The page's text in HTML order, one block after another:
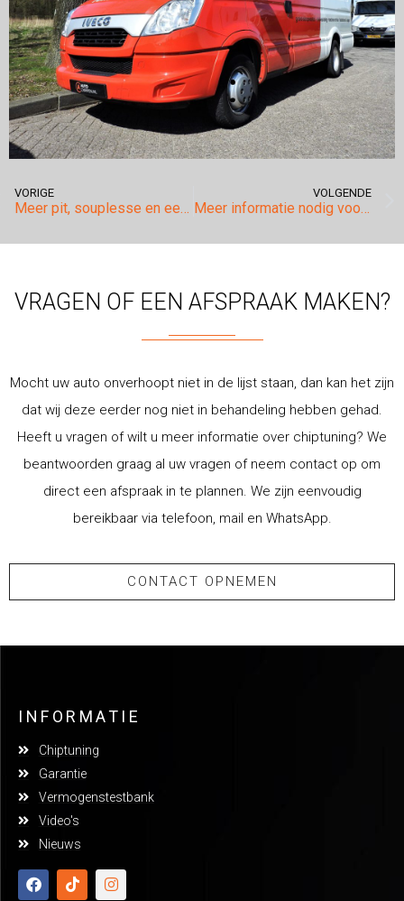
VORIGE
Meer pit, souplesse en een lager brandstofverbruik voor de Mercedes Benz A180 CDI!
VOLGENDE
Meer informatie nodig voor uw Volkswagen Tiguan? Mail of bel ons gerust!
VRAGEN OF EEN AFSPRAAK MAKEN?
Mocht uw auto onverhoopt niet in de lijst staan, dan kan het zijn
dat wij deze eerder nog niet in behandeling hebben gehad.
Heeft u vragen of wilt u meer informatie over chiptuning? We
beantwoorden graag al uw vragen of neem contact op om
direct een afspraak in te plannen. We zijn eenvoudig
bereikbaar via telefoon, mail en WhatsApp.
CONTACT OPNEMEN
INFORMATIE
Chiptuning
Garantie
Vermogenstestbank
Video's
Nieuws